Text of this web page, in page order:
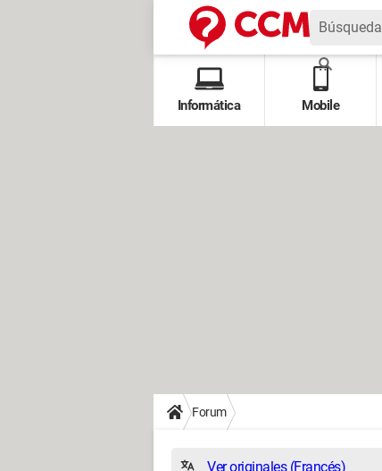
Informática Mobile
Forum
Ver originales (Francés)